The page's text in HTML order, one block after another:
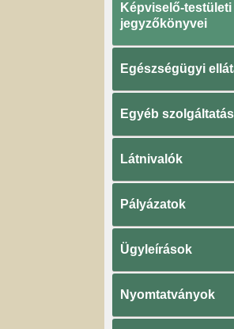
Képviselő-
jegyzőkönyvei
Egészségügyi
Egyéb
Látnivalók
Pályázatok
Ügyleírások
Nyomtatványok